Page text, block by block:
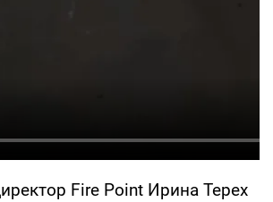
Fire Point Ирина Терех